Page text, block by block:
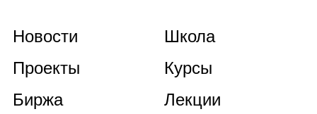
Новости
Проекты
Биржа
Школа
Курсы
Лекции